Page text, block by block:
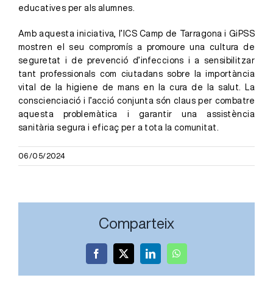
educatives per als alumnes.
Amb aquesta iniciativa, l’ICS Camp de Tarragona i GiPSS
mostren el seu compromís a promoure una cultura de
seguretat i de prevenció d’infeccions i a sensibilitzar
tant professionals com ciutadans sobre la importància
vital de la higiene de mans en la cura de la salut. La
conscienciació i l’acció conjunta són claus per combatre
aquesta problemàtica i garantir una assistència
sanitària segura i eficaç per a tota la comunitat.
06/05/2024
Comparteix
Facebook
X LinkedInWhatsApp
L’Hospital